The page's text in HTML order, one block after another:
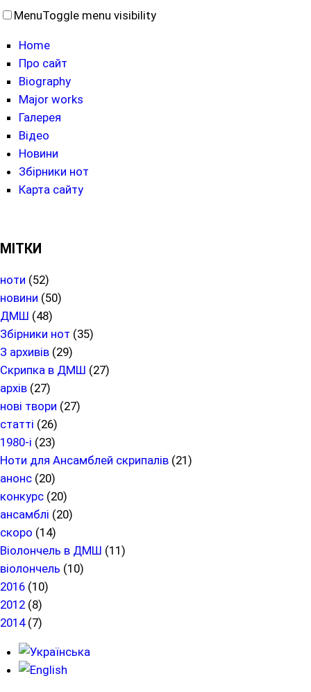
MenuToggle menu visibility
Home
Про сайт
Biography
Major works
Галерея
Відео
Новини
Збірники нот
Карта сайту
МІТКИ
ноти (52)
новини (50)
ДМШ (48)
Збірники нот (35)
З архивів (29)
Скрипка в ДМШ (27)
архів (27)
нові твори (27)
статті (26)
1980-і (23)
Ноти для Ансамблей скрипалів (21)
анонс (20)
конкурс (20)
ансамблі (20)
скоро (14)
Віолончель в ДМШ (11)
віолончель (10)
2016 (10)
2012 (8)
2014(7)